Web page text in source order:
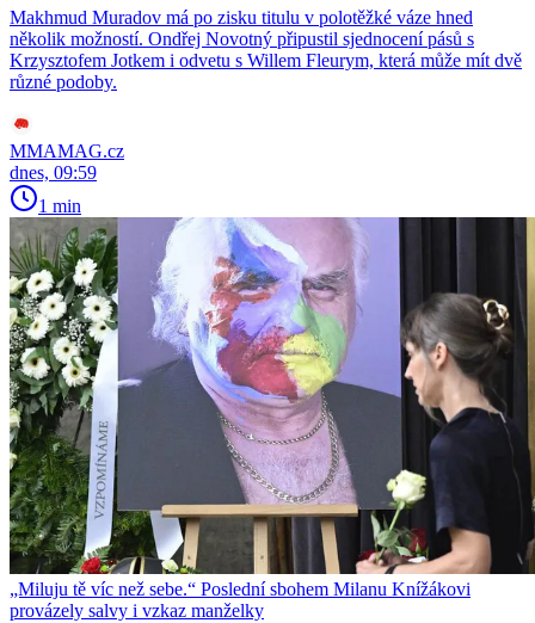
Makhmud Muradov má po zisku titulu v polotěžké váze hned
několik možností. Ondřej Novotný připustil sjednocení pásů s
Krzysztofem Jotkem i odvetu s Willem Fleurym, která může mít dvě
různé podoby.
MMAMAG.cz
dnes, 09:59
1 min
„Miluju tě víc než sebe.“ Poslední sbohem Milanu Knížákovi
provázely salvy i vzkaz manželky